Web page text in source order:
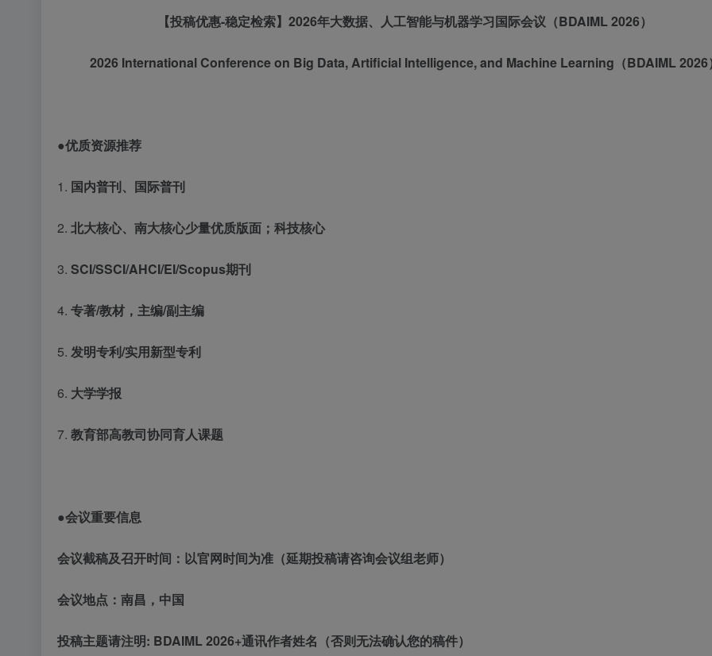
【投稿优惠-稳定检索】2026年大数据、人工智能与机器学习国际会议 （BDAIML 2026）
2026 International Conference on Big Data, Artificial Intelligence, and Machine Learning （BDAIML 2026
●优质资源推荐
1. 国内普刊、国际普刊
2. 北大核心、南大核心少量优质版面；科技核心
3. SCI/SSCI/AHCI/EI/Scopus期刊
4. 专著/教材，主编/副主编
5. 发明专利/实用新型专利
6. 大学学报
7. 教育部高教司协同育人课题
●会议重要信息
会议截稿及召开时间：以官网时间为准（延期投稿请咨询会议组老师）
会议地点：南昌，中国
投稿主题请注明: BDAIML 2026+通讯作者姓名（否则无法确认您的稿件）